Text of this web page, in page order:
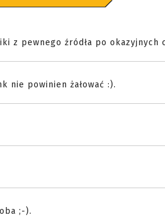
z pewnego źródła po okazyjnych
nie powinien żałować :).
;-).